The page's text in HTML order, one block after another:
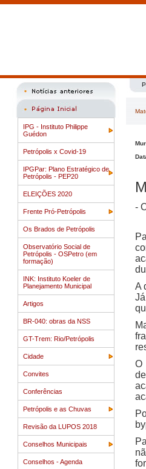
IPG - Instituto Philippe
Guédon
Petrópolis x Covid-19
IPGPar: Plano Estratégico de
Petrópolis - PEP20
ELEIÇÕES 2020
Frente Pró-Petrópolis
Os Brados de Petrópolis
Observatório Social de
Petrópolis - OSPetro (em
formação)
INK: Instituto Koeler de
Planejamento Municipal
Artigos
BR-040: obras da NSS
GT-Trem: Rio/Petrópolis
Cidade
Convites
Conferências
Petrópolis e as Chuvas
Revisão da LUPOS 2018
Conselhos Municipais
Conselhos - Agenda
-
A
O